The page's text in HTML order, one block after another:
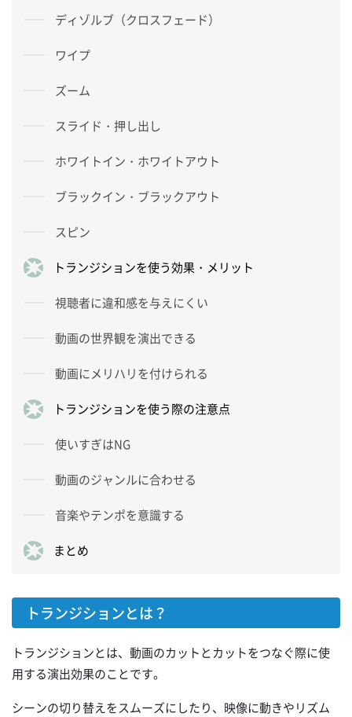
ディゾルブ（クロスフェード）
ワイプ
ズーム
スライド・押し出し
ホワイトイン・ホワイトアウト
ブラックイン・ブラックアウト
スピン
トランジションを使う効果・メリット
視聴者に違和感を与えにくい
動画の世界観を演出できる
動画にメリハリを付けられる
トランジションを使う際の注意点
使いすぎはNG
動画のジャンルに合わせる
音楽やテンポを意識する
まとめ
トランジションとは？
トランジションとは、動画のカットとカットをつなぐ際に使
用する演出効果のことです。
シーンの切り替えをスムーズにしたり、映像に動きやリズム